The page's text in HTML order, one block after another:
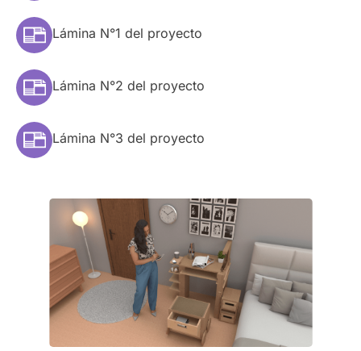
Lámina N°1 del proyecto
Lámina N°2 del proyecto
Lámina N°3 del proyecto